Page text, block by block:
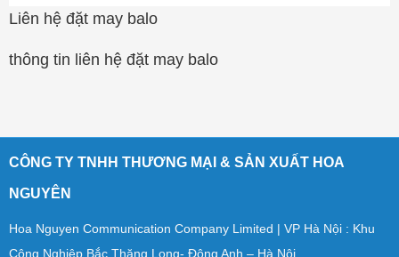
Liên hệ đặt may balo
thông tin liên hệ đặt may balo
CÔNG TY TNHH THƯƠNG MẠI & SẢN XUẤT HOA
NGUYÊN
Hoa Nguyen Communication Company Limited | VP Hà Nội : Khu
Công Nghiệp Bắc Thăng Long- Đông Anh – Hà Nội